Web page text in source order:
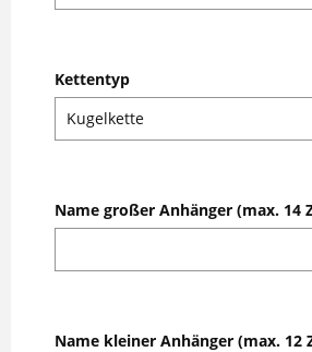
Kettentyp
Name großer Anhänger (max. 14
Name kleiner Anhänger (max. 12